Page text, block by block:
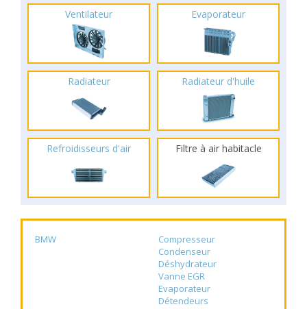
Ventilateur Evaporateur
Radiateur Radiateur d'huile
Refroidisseurs d'air Filtre à air habitacle
BMW
Compresseur
Condenseur
Déshydrateur
Vanne EGR
Evaporateur
Détendeurs